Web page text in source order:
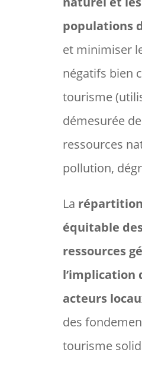
populations
et minimiser
négatifs bien
tourisme
démesurée
ressources
pollution,
La répartition
équitable
ressources
l’implication
acteurs
des
tourisme